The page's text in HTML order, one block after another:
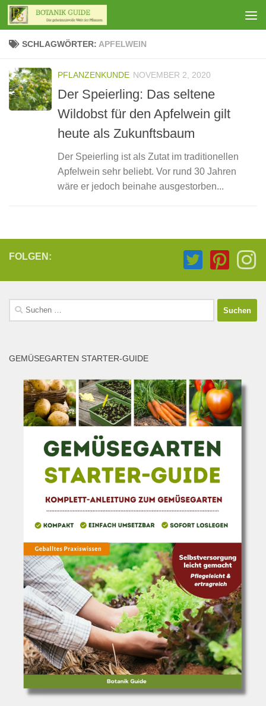
Zum Inhalt springen
SCHLAGWÖRTER: APFELWEIN
PFLANZENKUNDE NOVEMBER 2, 2020
Der Speierling: Das seltene
Wildobst für den Apfelwein gilt
heute als Zukunftsbaum
Der Speierling ist als Zutat im traditionellen
Apfelwein sehr beliebt. Vor rund 30 Jahren
wäre er jedoch beinahe ausgestorben...
FOLGEN:
Suchen
nach:
GEMÜSEGARTEN STARTER-GUIDE